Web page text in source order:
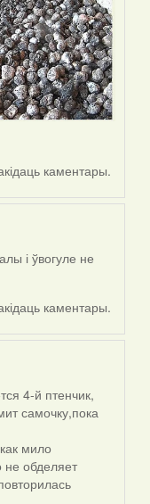
каментары.
і ўвогуле не
каментары.
4-й птенчик,
самочку,пока
мило
не обделяет